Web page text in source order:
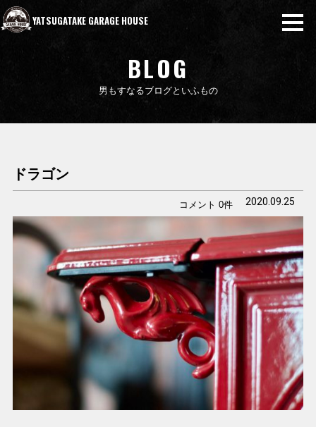
YATSUGATAKE GARAGE HOUSE
BLOG
男もすなるブログといふもの
ドラゴン
2020.09.25
コメント 0件